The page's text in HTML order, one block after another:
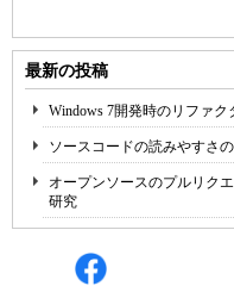
最新の投稿
Windows 7開発時のリファ
ソースコードの読みやすさ
オープンソースのプルリク
研究